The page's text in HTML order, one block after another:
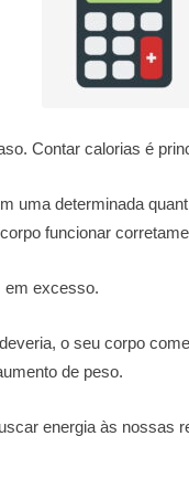
Contar calorias é
uma determinada
funcionar
em excesso.
o seu corpo
de peso.
energia às nossas